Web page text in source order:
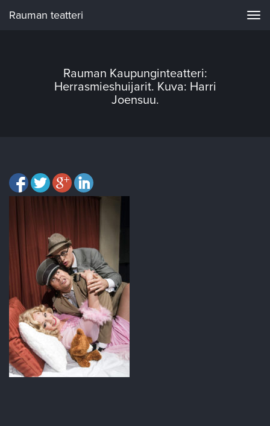
Rauman teatteri
Rauman Kaupunginteatteri:
Herrasmieshuijarit. Kuva: Harri
Joensuu.